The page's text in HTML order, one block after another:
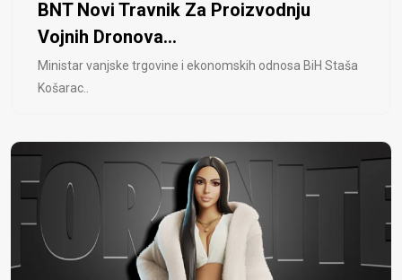
BNT Novi Travnik Za Proizvodnju
Vojnih Dronova...
Ministar vanjske trgovine i ekonomskih odnosa BiH Staša
Košarac..